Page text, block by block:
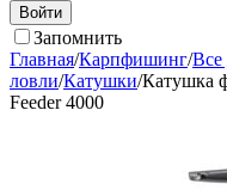
Войти
Запомнить
Главная/Карпфишинг/Все
ловли/Катушки/Катушка
Feeder 4000